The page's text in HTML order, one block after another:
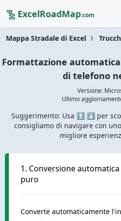
ExcelRoadMap.com
Mappa Stradale di Excel
Formattazione
di telefono
Versione:
Ultimo
Suggerimento: Usa ⬆️ ⬇️ per
consigliamo di navigare con
migliore
1. Conversione
puro
Converte automaticamente